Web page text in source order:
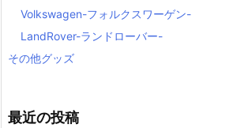
Volkswagen-フォルクスワーゲン-
LandRover-ランドローバー-
その他グッズ
最近の投稿